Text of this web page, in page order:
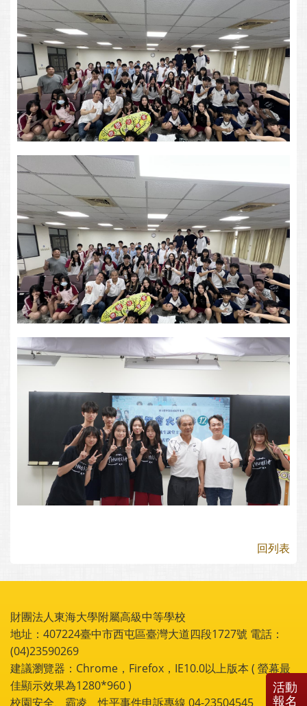
回列表
財團法人東海大學附屬高級中等學校
地址：407224臺中市西屯區臺灣大道四段1727號 電話：
(04)23590269
建議瀏覽器：Chrome，Firefox，IE10.0以上版本 ( 螢幕最
佳顯示效果為1280*960 )
校園安全、霸凌、性平事件申訴專線 04-23504545
活動
報名